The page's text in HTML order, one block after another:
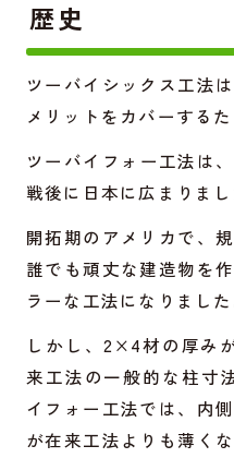
歴史
ツーバイシックス工法
メリットをカバーする
ツーバイフォー工法は
戦後に日本に広まりまし
開拓期のアメリカで、
誰でも頑丈な建造物を
ラーな工法になりました
しかし、2×4材の厚み
来工法の一般的な柱寸
イフォー工法では、内
が在来工法よりも薄く